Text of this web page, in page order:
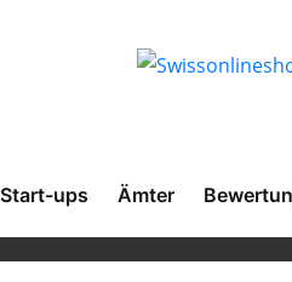
Start-ups Ämter